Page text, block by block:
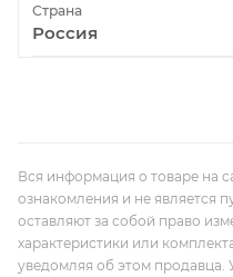
Страна
Россия
Вся информация о товаре на
ознакомления и не является
оставляют за собой право
характеристики или
уведомляя об этом продавца.